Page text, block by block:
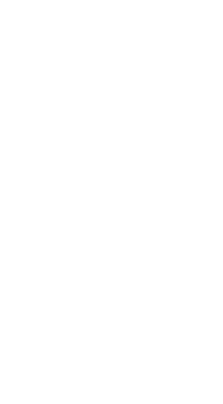
Verstellbare